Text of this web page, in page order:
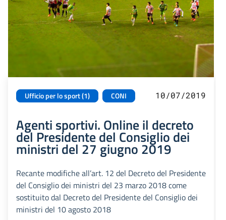
Ufficio per lo sport (1) CONI 10/07/2019
Agenti sportivi. Online il decreto
del Presidente del Consiglio dei
ministri del 27 giugno 2019
Recante modifiche all’art. 12 del Decreto del Presidente
del Consiglio dei ministri del 23 marzo 2018 come
sostituito dal Decreto del Presidente del Consiglio dei
ministri del 10 agosto 2018